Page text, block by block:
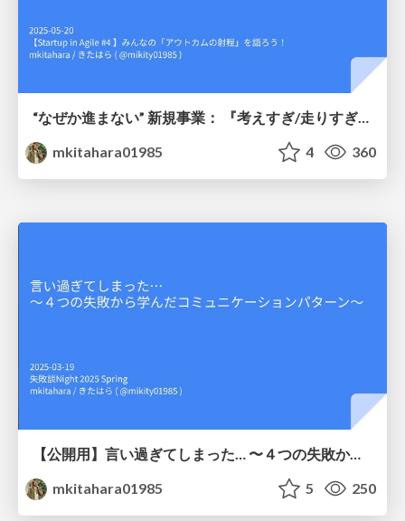
mkitahara01985
4 360
【公開用】言い過ぎてしまった… 〜４つの失敗から学んだコミュニケーションパターン〜
mkitahara01985
5 250